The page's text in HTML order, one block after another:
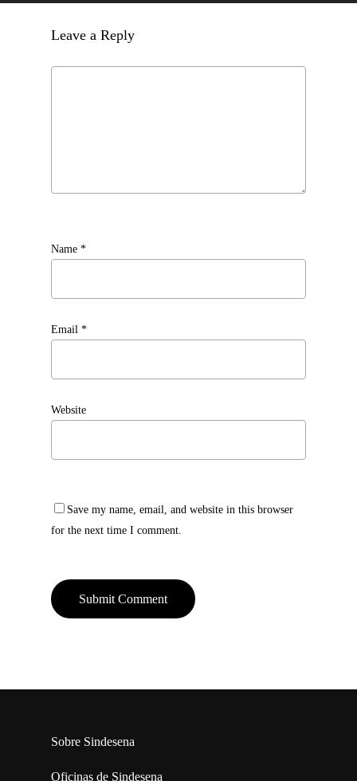
Leave a Reply
Name *
Email *
Website
Save my name, email, and website in this browser
for the next time I comment.
Sobre Sindesena
Oficinas de Sindesena